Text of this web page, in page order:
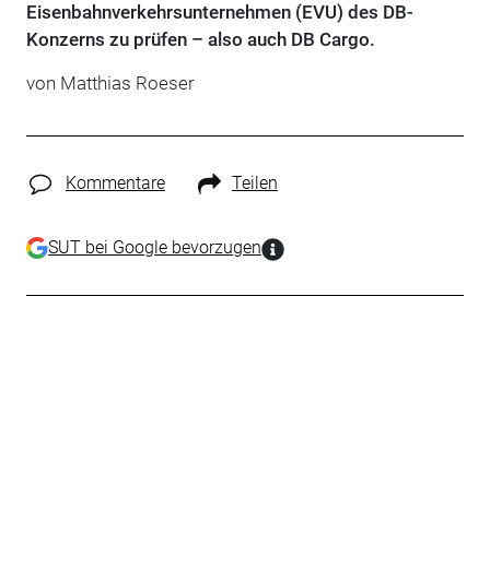
Eisenbahnverkehrsunternehmen (EVU) des DB-
Konzerns zu prüfen – also auch DB Cargo.
von Matthias Roeser
Kommentare Teilen
SUT bei Google bevorzugen